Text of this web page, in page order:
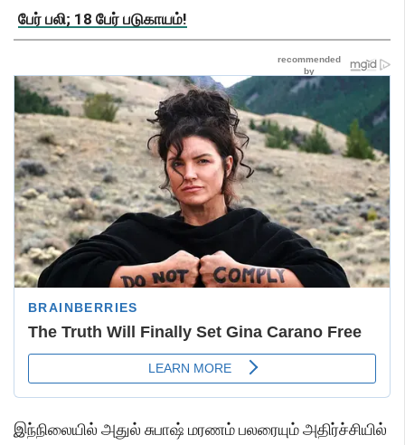
பேர் பலி; 18 பேர் படுகாயம்!
இந்நிலையில் அதுல் சுபாஷ் மரணம் பலரையும் அதிர்ச்சியில்